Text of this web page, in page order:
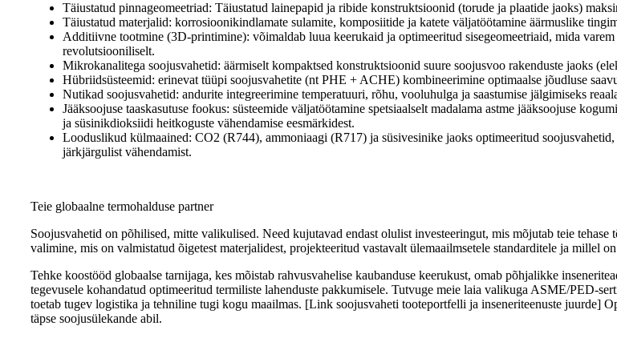
Täiustatud pinnageomeetriad: Täiustatud lainepapid ja ribide konstruktsioonid (torude ja plaatide jaoks)
Täiustatud materjalid: korrosioonikindlamate sulamite, komposiitide ja katete väljatöötamine äärmuslike
Additiivne tootmine (3D-printimine): võimaldab luua keerukaid ja optimeeritud sisegeomeetriaid, mida
revolutsiooniliselt.
Mikrokanalitega soojusvahetid: äärmiselt kompaktsed konstruktsioonid suure soojusvoo rakenduste jaoks
Hübriidsüsteemid: erinevat tüüpi soojusvahetite (nt PHE + ACHE) kombineerimine optimaalse jõudluse
Nutikad soojusvahetid: andurite integreerimine temperatuuri, rõhu, vooluhulga ja saastumise jälgimiseks
Jääksoojuse taaskasutuse fookus: süsteemide väljatöötamine spetsiaalselt madalama astme jääksoojuse
ja süsinikdioksiidi heitkoguste vähendamise eesmärkidest.
Looduslikud külmaained: CO2 (R744), ammoniaagi (R717) ja süsivesinike jaoks optimeeritud
järkjärgulist vähendamist.
Teie globaalne termohalduse partner
Soojusvahetid on põhilised, mitte valikulised. Need kujutavad endast olulist investeeringut, mis mõjutab teie
valimine, mis on valmistatud õigetest materjalidest, projekteeritud vastavalt ülemaailmsetele standarditele ja millel
Tehke koostööd globaalse tarnijaga, kes mõistab rahvusvahelise kaubanduse keerukust, omab põhjalikke
tegevusele kohandatud optimeeritud termiliste lahenduste pakkumisele. Tutvuge meie laia valikuga ASME/PED-
toetab tugev logistika ja tehniline tugi kogu maailmas. [Link soojusvaheti tooteportfelli ja inseneriteenuste juurde]
täpse soojusülekande abil.